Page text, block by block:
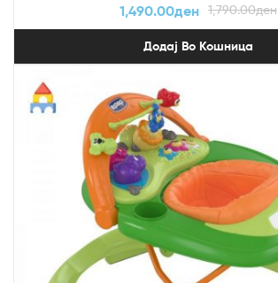
1,790.00ден
1,490.00ден
Додај Во Кошница